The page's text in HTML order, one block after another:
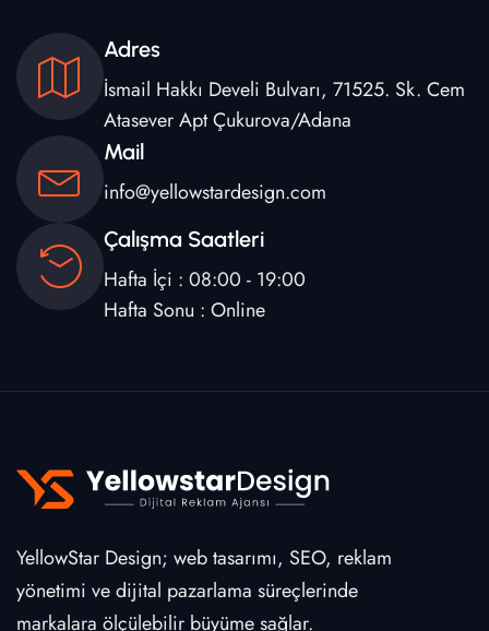
Adres
İsmail Hakkı Develi Bulvarı, 71525. Sk. Cem
Atasever Apt Çukurova/Adana
Mail
info@yellowstardesign.com
Çalışma Saatleri
Hafta İçi : 08:00 - 19:00
Hafta Sonu : Online
YellowStar Design; web tasarımı, SEO, reklam
yönetimi ve dijital pazarlama süreçlerinde
markalara ölçülebilir büyüme sağlar.